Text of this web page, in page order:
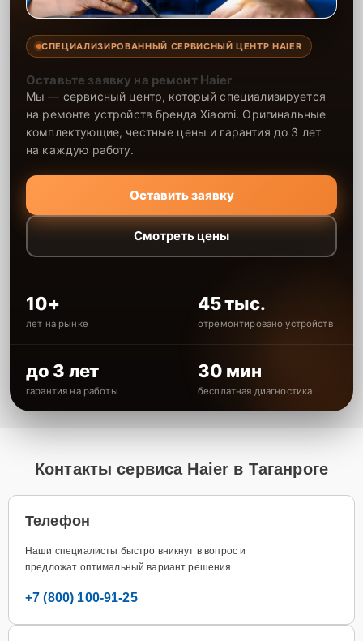
СПЕЦИАЛИЗИРОВАННЫЙ СЕРВИСНЫЙ ЦЕНТР HAIER
Оставьте заявку на ремонт Haier
Мы — сервисный центр, который специализируется
на ремонте устройств бренда Xiaomi. Оригинальные
комплектующие, честные цены и гарантия до 3 лет
на каждую работу.
Оставить заявку
Смотреть цены
10+
лет на рынке
45 тыс.
отремонтировано устройств
до 3 лет
гарантия на работы
30 мин
бесплатная диагностика
Контакты сервиса Haier в Таганроге
Телефон
Наши специалисты быстро вникнут в вопрос и
предложат оптимальный вариант решения
+7 (800) 100-91-25